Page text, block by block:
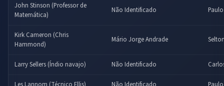
John Stinson (Professor de
Matemática)
Não Identificado
Kirk Cameron (Chris
Hammond)
Mário Jorge Andrade
Larry Sellers (Índio navajo) Não Identificado